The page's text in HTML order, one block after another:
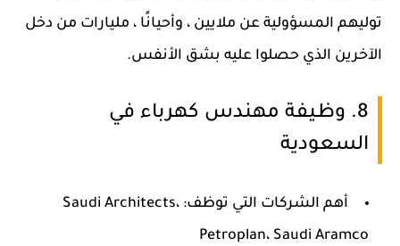
توليهم المسؤولية عن ملايين ، وأحيانًا ، مليارات من دخل
الآخرين الذي حصلوا عليه بشق الأنفس.
8. وظيفة مهندس كهرباء في
السعودية
أهم الشركات التي توظف: Saudi Architects،
Petroplan، Saudi Aramco